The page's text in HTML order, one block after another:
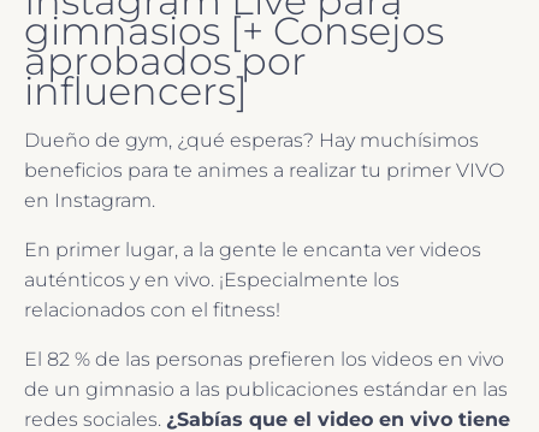
gimnasios [+ Consejos
aprobados por
influencers]
Dueño de gym, ¿qué esperas? Hay muchísimos
beneficios para te animes a realizar tu primer VIVO
en Instagram.
En primer lugar, a la gente le encanta ver videos
auténticos y en vivo. ¡Especialmente los
relacionados con el fitness!
El 82 % de las personas prefieren los videos en vivo
de un gimnasio a las publicaciones estándar en las
redes sociales. ¿Sabías que el video en vivo tiene